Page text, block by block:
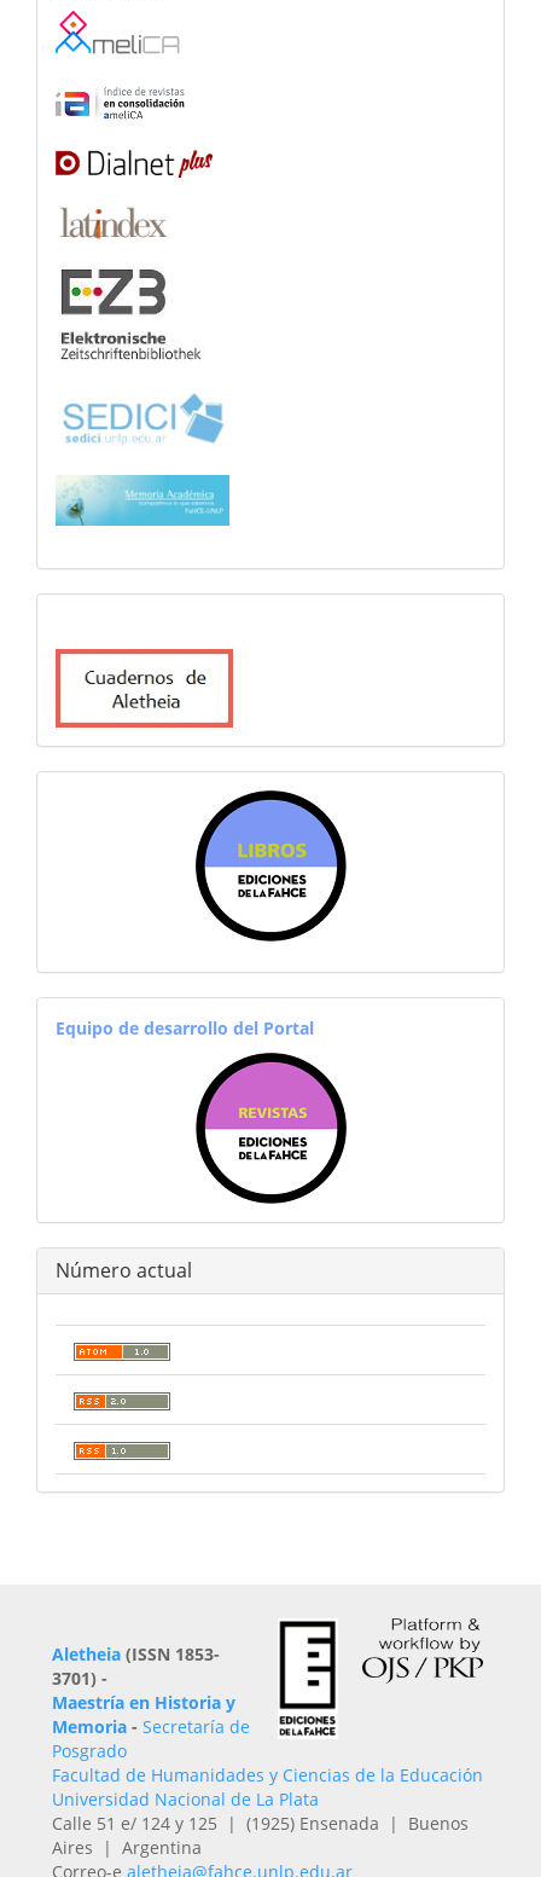
equiporevistas
Equipo de desarrollo del Portal
Número actual
Aletheia (ISSN 1853-
3701) -
Maestría en Historia y
Memoria - Secretaría de
Posgrado
Facultad de Humanidades y Ciencias de la Educación
Universidad Nacional de La Plata
Calle 51 e/ 124 y 125 | (1925) Ensenada | Buenos
Aires | Argentina
Correo-e aletheia@fahce.unlp.edu.ar